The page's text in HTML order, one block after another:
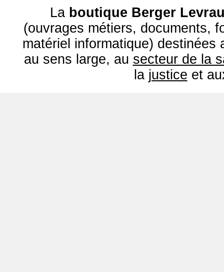
La boutique Berger
(ouvrages métiers, documents,
matériel informatique) destinées
au sens large, au secteur de la
la justice et